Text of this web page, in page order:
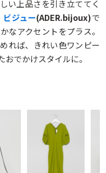
い上品さを引き立ててく
ビジュー(ADER.bijoux)で
なアクセントをプラス。
れば、きれい色ワンピー
でかけスタイルに。